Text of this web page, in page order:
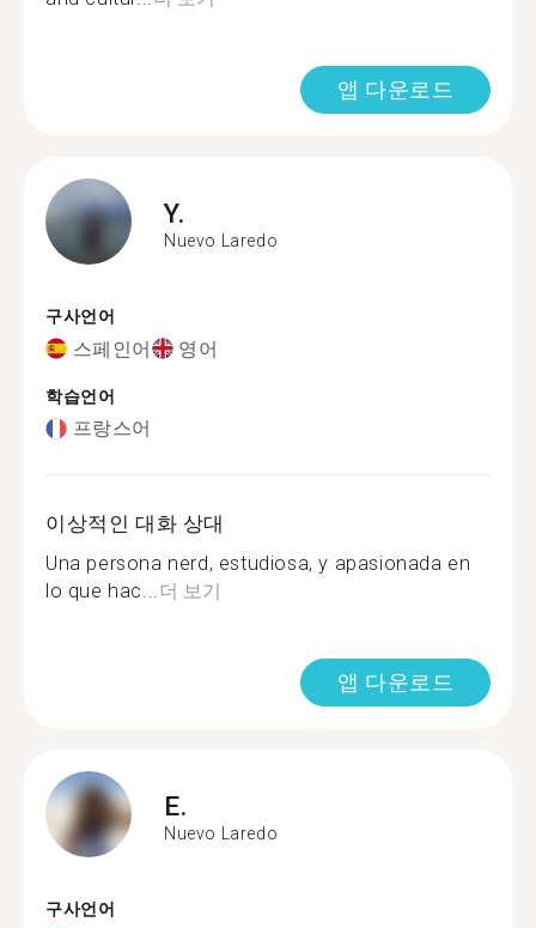
앱 다운로드
Y.
Nuevo Laredo
구사언어
스페인어 영어
학습언어
프랑스어
이상적인 대화 상대
Una persona nerd, estudiosa, y apasionada en
lo que hac...더 보기
앱 다운로드
E.
Nuevo Laredo
구사언어